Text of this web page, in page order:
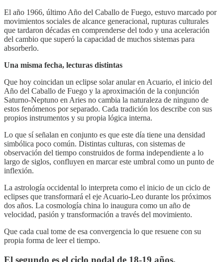
El año 1966, último Año del Caballo de Fuego, estuvo marcado por
movimientos sociales de alcance generacional, rupturas culturales
que tardaron décadas en comprenderse del todo y una aceleración
del cambio que superó la capacidad de muchos sistemas para
absorberlo.
Una misma fecha, lecturas distintas
Que hoy coincidan un eclipse solar anular en Acuario, el inicio del
Año del Caballo de Fuego y la aproximación de la conjunción
Saturno-Neptuno en Aries no cambia la naturaleza de ninguno de
estos fenómenos por separado. Cada tradición los describe con sus
propios instrumentos y su propia lógica interna.
Lo que sí señalan en conjunto es que este día tiene una densidad
simbólica poco común. Distintas culturas, con sistemas de
observación del tiempo construidos de forma independiente a lo
largo de siglos, confluyen en marcar este umbral como un punto de
inflexión.
La astrología occidental lo interpreta como el inicio de un ciclo de
eclipses que transformará el eje Acuario-Leo durante los próximos
dos años. La cosmología china lo inaugura como un año de
velocidad, pasión y transformación a través del movimiento.
Que cada cual tome de esa convergencia lo que resuene con su
propia forma de leer el tiempo.
El segundo es el ciclo nodal de 18-19 años.